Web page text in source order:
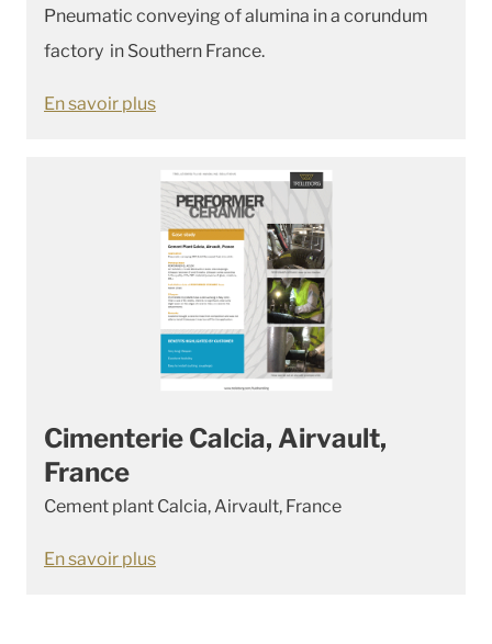
Pneumatic conveying of alumina in a corundum
factory in Southern France.
En savoir plus
Cimenterie Calcia, Airvault,
France
Cement plant Calcia, Airvault, France
En savoir plus